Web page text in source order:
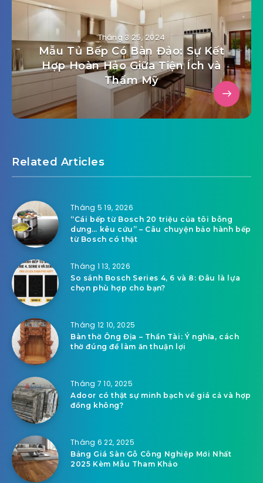
Tháng 3 25, 2024
Mẫu Tủ Bếp Có Bàn Đảo: Sự Kết
Hợp Hoàn Hảo Giữa Tiện Ích và
Thẩm Mỹ
Related Articles
Tháng 5 19, 2026
“Cái bếp từ Bosch 20 triệu của tôi bỗng
dưng… kêu cứu” – Câu chuyện bảo hành bếp
từ Bosch có thật
Tháng 1 13, 2026
So sánh Bosch Series 4, 6 và 8: Đâu là lựa
chọn phù hợp cho bạn?
Tháng 12 10, 2025
Bàn thờ Ông Địa – Thần Tài: Ý nghĩa, cách
thờ đúng để làm ăn thuận lợi
Tháng 7 10, 2025
Adoor có thật sự minh bạch về giá cả và hợp
đồng không?
Tháng 6 22, 2025
Bảng Giá Sàn Gỗ Công Nghiệp Mới Nhất
2025 Kèm Mẫu Tham Khảo